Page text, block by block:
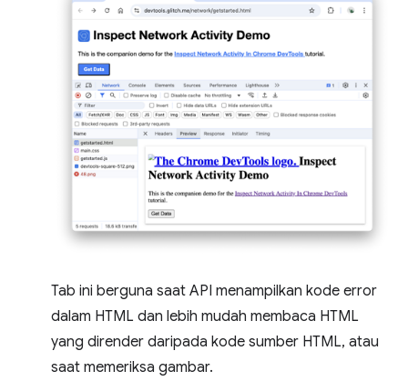
Tab ini berguna saat API menampilkan kode error
dalam HTML dan lebih mudah membaca HTML
yang dirender daripada kode sumber HTML, atau
saat memeriksa gambar.